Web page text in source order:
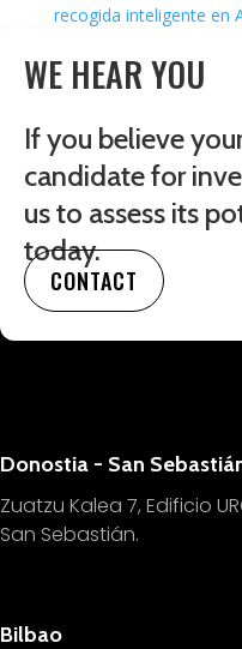
recogida inteligente en
WE HEAR YOU
If you believe
candidate for
us to assess its
today.
CONTACT
Donostia - San
Zuatzu Kalea 7, Edificio
San Sebastián.
Bilbao